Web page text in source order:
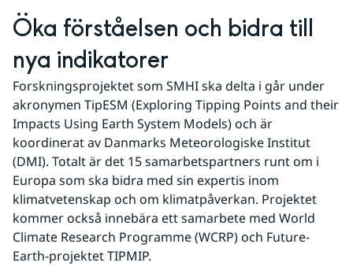
Öka förståelsen och bidra till
nya indikatorer
Forskningsprojektet som SMHI ska delta i går under
akronymen TipESM (Exploring Tipping Points and their
Impacts Using Earth System Models) och är
koordinerat av Danmarks Meteorologiske Institut
(DMI). Totalt är det 15 samarbetspartners runt om i
Europa som ska bidra med sin expertis inom
klimatvetenskap och om klimatpåverkan. Projektet
kommer också innebära ett samarbete med World
Climate Research Programme (WCRP) och Future-
Earth-projektet TIPMIP.